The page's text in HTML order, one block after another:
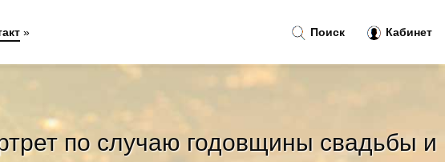
по случаю годовщины свадьбы и
Поиск Кабинет
»